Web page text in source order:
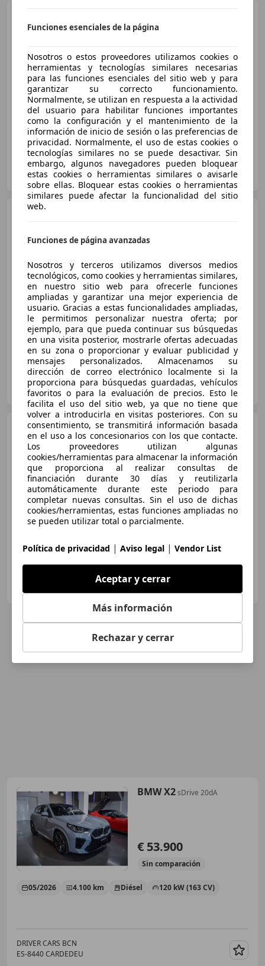
€ 114.900
Sin comparación
07/2026 4.100 km Diésel 259 kW (352 CV)
DRIVER CARS MÁLAGA
ES-29602 MARBELLA
€ 47.900
Sin comparación
03/2026 3.900 km
Electro/Gasolina
180 kW (245 CV)
DRIVER CARS MÁLAGA
ES-29602 MARBELLA
BMW X3xDrive 20dA
€ 77.900
Sincomparación
04/2026 1.800 km Diésel 145 kW (197 CV)
BMW X2sDrive 20dA
€ 53.900
Sin comparación
05/2026 4.100 km Diésel 120 kW (163 CV)
DRIVER CARS BCN
ES-8440 CARDEDEU
Funciones esenciales de la página
Nosotros o estos proveedores utilizamos cookies o
herramientas y tecnologías similares necesarias
para las funciones esenciales del sitio web y para
garantizar su correcto funcionamiento.
Normalmente, se utilizan en respuesta a la actividad
del usuario para habilitar funciones importantes
como la configuración y el mantenimiento de la
información de inicio de sesión o las preferencias de
privacidad. Normalmente, el uso de estas cookies o
tecnologías similares no se puede desactivar. Sin
embargo, algunos navegadores pueden bloquear
estas cookies o herramientas similares o avisarle
sobre ellas. Bloquear estas cookies o herramientas
similares puede afectar la funcionalidad del sitio
web.
Funciones de página avanzadas
Nosotros y terceros utilizamos diversos medios
tecnológicos, como cookies y herramientas similares,
en nuestro sitio web para ofrecerle funciones
ampliadas y garantizar una mejor experiencia de
usuario. Gracias a estas funcionalidades ampliadas,
le permitimos personalizar nuestra oferta; por
ejemplo, para que pueda continuar sus búsquedas
en una visita posterior, mostrarle ofertas adecuadas
en su zona o proporcionar y evaluar publicidad y
mensajes personalizados. Almacenamos su
dirección de correo electrónico localmente si la
proporciona para búsquedas guardadas, vehículos
favoritos o para la evaluación de precios. Esto le
facilita el uso del sitio web, ya que no tiene que
volver a introducirla en visitas posteriores. Con su
consentimiento, se transmitirá información basada
en el uso a los concesionarios con los que contacte.
Los proveedores utilizan algunas
cookies/herramientas para almacenar la información
que proporciona al realizar consultas de
financiación durante 30 días y reutilizarla
automáticamente durante este periodo para
completar nuevas consultas. Sin el uso de dichas
cookies/herramientas, estas funciones ampliadas no
se pueden utilizar total o parcialmente.
Política de privacidad | Aviso legal | Vendor List
Aceptar y cerrar
Más información
Rechazar y cerrar